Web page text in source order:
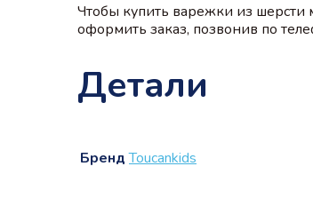
Чтобы купить варежки из
оформить заказ, позвонив по
Детали
Бренд Touсankids